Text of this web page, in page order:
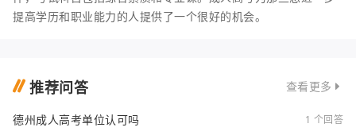
提高学历和职业能力的人提供了一个很好的机会。
推荐问答 查看更多
德州成人高考单位认可吗 1 个回答